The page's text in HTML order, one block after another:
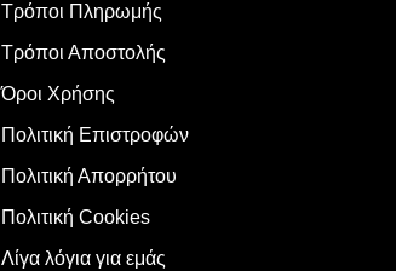
Τρόποι Πληρωμής
Τρόποι Αποστολής
Όροι Χρήσης
Πολιτική Επιστροφών
Πολιτική Απορρήτου
Πολιτική Cookies
Λίγα λόγια για εμάς